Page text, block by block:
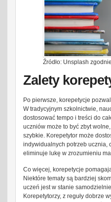
Źródło: Unsplash
Zalety
Po pierwsze, korepetycje
W tradycyjnym szkolnictwie,
dostosować tempo i treści do
uczniów może to być zbyt
szybkie. Korepetytor może
indywidualnych potrzeb ucznia,
eliminuje lukę w zrozumieniu
Co więcej, korepetycje
Niektóre tematy są bardziej
uczeń jest w stanie
Korepetytorzy, z reguły dobrze